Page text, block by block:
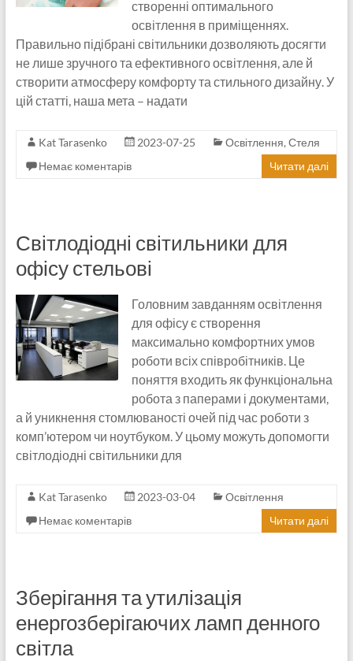
створенні оптимального
освітлення в приміщеннях.
Правильно підібрані світильники дозволяють досягти
не лише зручного та ефективного освітлення, але й
створити атмосферу комфорту та стильного дизайну. У
цій статті, наша мета – надати
Kat Tarasenko 2023-07-25 Освітлення, Стеля
Немає коментарів
Читати далі
Світлодіодні світильники для
офісу стельові
Головним завданням освітлення
для офісу є створення
максимально комфортних умов
роботи всіх співробітників. Це
поняття входить як функціональна
робота з паперами і документами,
а й уникнення стомлюваності очей під час роботи з
комп’ютером чи ноутбуком. У цьому можуть допомогти
світлодіодні світильники для
Kat Tarasenko 2023-03-04
Освітлення
Немає коментарів
Читати далі
Зберігання та утилізація
енергозберігаючих ламп денного
світла